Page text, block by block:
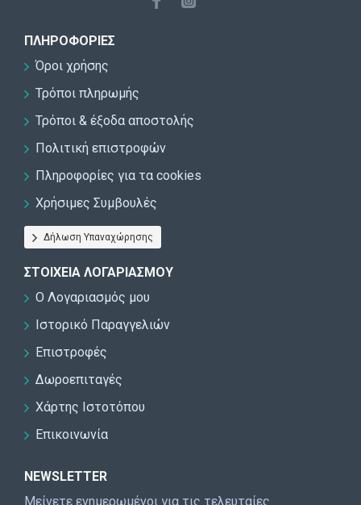
ΠΛΗΡΟΦΟΡΊΕΣ
Όροι χρήσης
Τρόποι πληρωμής
Τρόποι & έξοδα αποστολής
Πολιτική επιστροφών
Πληροφορίες για τα cookies
Χρήσιμες Συμβουλές
Δήλωση Υπαναχώρησης
ΣΤΟΙΧΕΊΑ ΛΟΓΑΡΙΑΣΜΟΎ
Ο Λογαριασμός μου
Ιστορικό Παραγγελιών
Επιστροφές
Δωροεπιταγές
Χάρτης Ιστοτόπου
Επικοινωνία
NEWSLETTER
Μείνετε ενημερωμένοι για τις τελευταίες